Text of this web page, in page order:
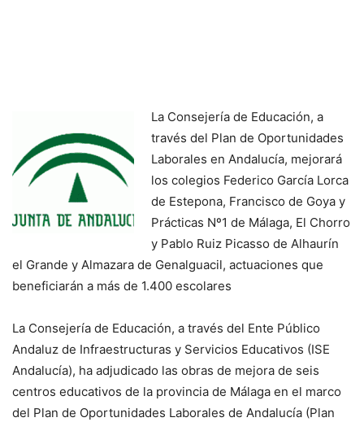
La Consejería de Educación, a
través del Plan de Oportunidades
Laborales en Andalucía, mejorará
los colegios Federico García Lorca
de Estepona, Francisco de Goya y
Prácticas Nº1 de Málaga, El Chorro
y Pablo Ruiz Picasso de Alhaurín
el Grande y Almazara de Genalguacil, actuaciones que
beneficiarán a más de 1.400 escolares
La Consejería de Educación, a través del Ente Público
Andaluz de Infraestructuras y Servicios Educativos (ISE
Andalucía), ha adjudicado las obras de mejora de seis
centros educativos de la provincia de Málaga en el marco
del Plan de Oportunidades Laborales de Andalucía (Plan